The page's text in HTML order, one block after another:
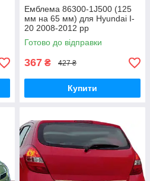
Емблема 86300-1J500 (125
мм на 65 мм) для Hyundai I-
20 2008-2012 рр
Готово до відправки
367 ₴ 427 ₴
Купити